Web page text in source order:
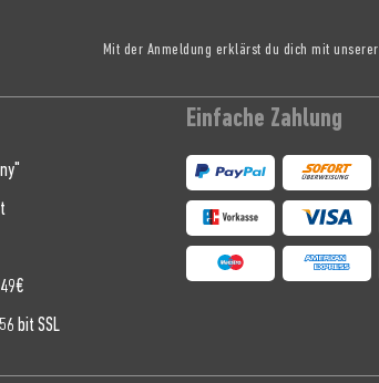
Mit der Anmeldung erklärst du dich mit unserer
bit SSL
Einfache Zahlung